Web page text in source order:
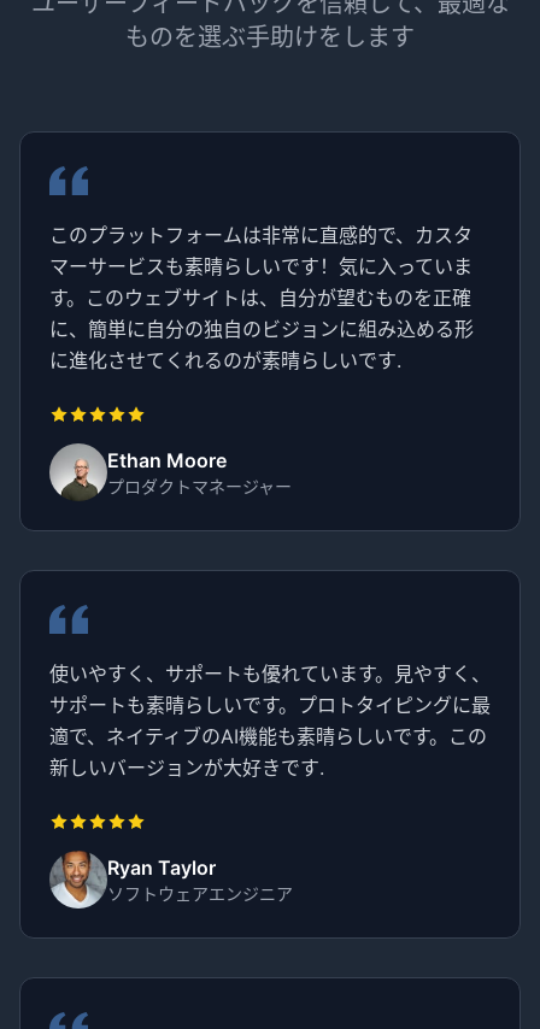
ものを選ぶ手助けをします
このプラットフォームは非常に直感的で、カスタ
マーサービスも素晴らしいです！気に入っていま
す。このウェブサイトは、自分が望むものを正確
に、簡単に自分の独自のビジョンに組み込める形
に進化させてくれるのが素晴らしいです.
Ethan Moore
プロダクトマネージャー
使いやすく、サポートも優れています。見やすく、
サポートも素晴らしいです。プロトタイピングに最
適で、ネイティブのAI機能も素晴らしいです。この
新しいバージョンが大好きです.
Ryan Taylor
ソフトウェアエンジニア